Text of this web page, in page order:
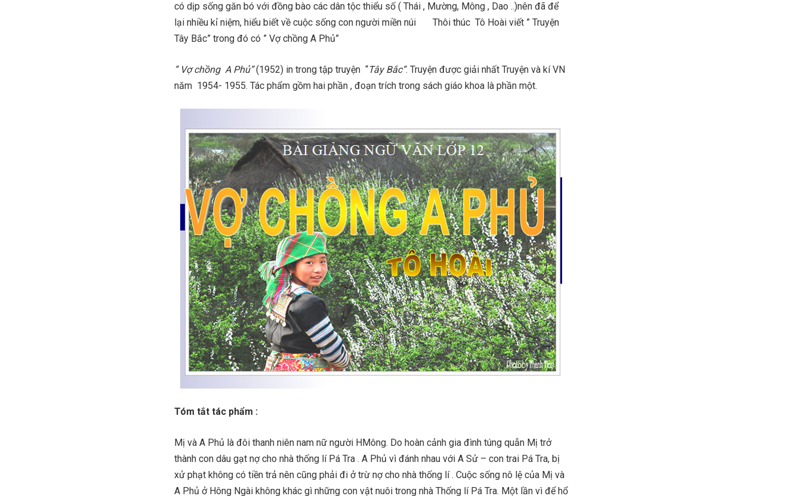
có dịp sống găn bó với đồng bào các dân tộc thiểu số ( Thái , Mường, Mông , Dao ..)nên đã để
lại nhiều kỉ niệm, hiểu biết về cuộc sống con người miền núi Thôi thúc Tô Hoài viết ” Truyện
Tây Bắc” trong đó có ” Vợ chồng A Phủ”
” Vợ chồng A Phủ”(1952) in trong tập truyện “Tây Bắc”. Truyện được giải nhất Truyện và kí VN
năm 1954- 1955. Tác phẩm gồm hai phần , đoạn trích trong sách giáo khoa là phần một.
Tóm tắt tác phẩm :
Mị và A Phủ là đôi thanh niên nam nữ người HMông. Do hoàn cảnh gia đình túng quẫn Mị trở
thành con dâu gạt nợ cho nhà thống lí Pá Tra . A Phủ vì đánh nhau với A Sử – con trai Pá Tra, bị
xử phạt không có tiền trả nên cũng phải đi ở trừ nợ cho nhà thống lí . Cuộc sống nô lệ của Mị và
A Phủ ở Hông Ngài không khác gì những con vật nuôi trong nhà Thống lí Pá Tra. Một lần vì để hổ